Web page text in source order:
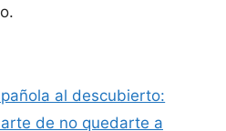
al descubierto:
de no quedarte a